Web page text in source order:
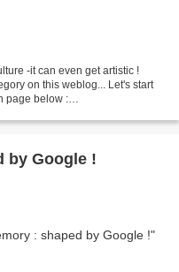
-it can even get artistic !
on this weblog... Let's start
page below :
by Google !